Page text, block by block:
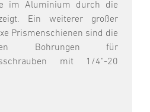
im Aluminium durch die
Ein weiterer großer
Prismenschienen sind die
Bohrungen für
mit 1/4"-20